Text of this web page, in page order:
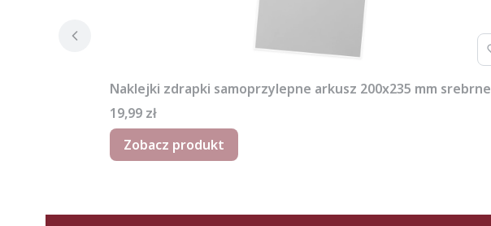
Naklejki zdrapki samoprzylepne arkusz 200x235 mm srebrne
Cena
19,99 zł
Zobacz produkt